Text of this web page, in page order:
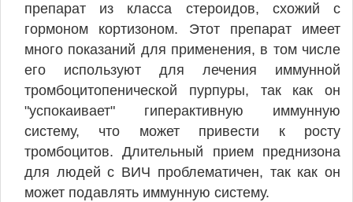
препарат из класса стероидов, схожий с
гормоном кортизоном. Этот препарат имеет
много показаний для применения, в том числе
его используют для лечения иммунной
тромбоцитопенической пурпуры, так как он
"успокаивает" гиперактивную иммунную
систему, что может привести к росту
тромбоцитов. Длительный прием преднизона
для людей с ВИЧ проблематичен, так как он
может подавлять иммунную систему.